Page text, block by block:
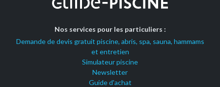
Nos services pour les particuliers :
Demande de devis gratuit piscine, abris, spa, sauna, hammams
et entretien
Simulateur piscine
Newsletter
Guide d'achat